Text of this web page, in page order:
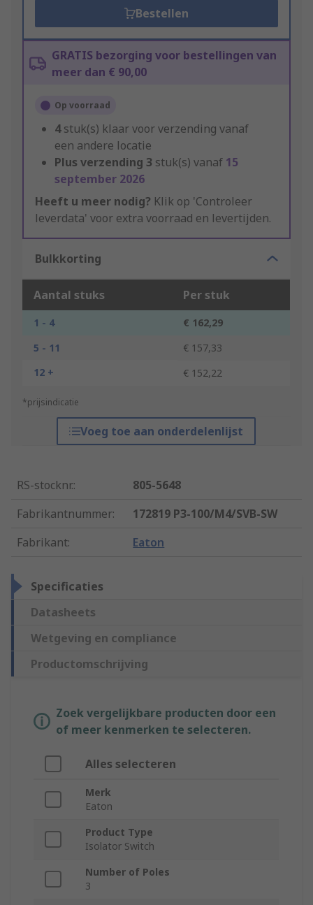
Bestellen
GRATIS bezorging voor bestellingen van
meer dan € 90,00
Op voorraad
4stuk(s) klaar voor verzending vanaf
een andere locatie
Plus verzending 3 stuk(s) vanaf 15
september 2026
Heeft u meer nodig? Klik op 'Controleer
leverdata' voor extra voorraad en levertijden.
Bulkkorting
Aantal stuks Per stuk
1 - 4
€ 162,29
5 - 11
€ 157,33
12 +
€ 152,22
*prijsindicatie
Voeg toe aan onderdelenlijst
RS-stocknr.:
805-5648
Fabrikantnummer:
172819 P3-100/M4/SVB-SW
Fabrikant: Eaton
Specificaties
Datasheets
Wetgeving en compliance
Productomschrijving
Zoek vergelijkbare producten door een
of meer kenmerken te selecteren.
Alles selecteren
Merk
Eaton
Product Type
Isolator Switch
Number of Poles
3